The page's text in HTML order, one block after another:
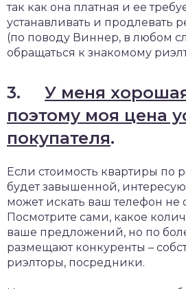
так как она платная и ее
устанавливать и продлевать
(по поводу Виннер, в любом
обращаться к знакомому
3. У меня
поэтому моя цена
покупателя.
Если стоимость квартиры по
будет завышенной,
может искать ваш телефон не
Посмотрите сами, какое
ваше предложений, но по
размещают конкуренты –
риэлторы, посредники.